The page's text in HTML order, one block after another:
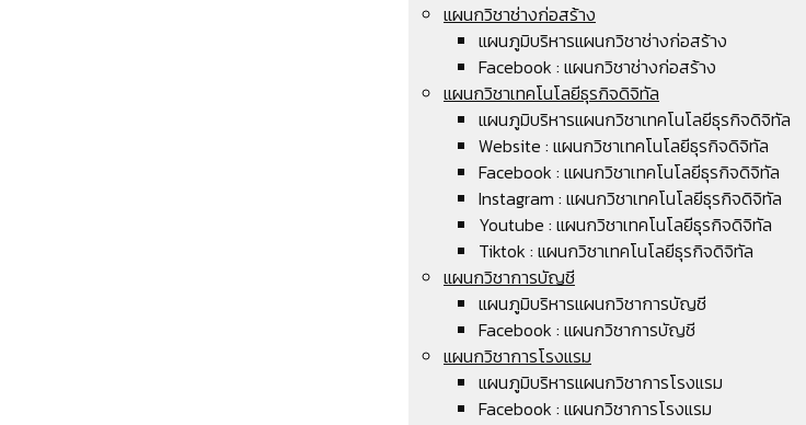
แผนกวิชาช่างก่อสร้าง
แผนภูมิบริหารแผนกวิชาช่างก่อสร้าง
Facebook : แผนกวิชาช่างก่อสร้าง
แผนกวิชาเทคโนโลยีธุรกิจดิจิทัล
แผนภูมิบริหารแผนกวิชาเทคโนโลยีธุรกิจดิจิทัล
Website : แผนกวิชาเทคโนโลยีธุรกิจดิจิทัล
Facebook : แผนกวิชาเทคโนโลยีธุรกิจดิจิทัล
Instagram : แผนกวิชาเทคโนโลยีธุรกิจดิจิทัล
Youtube : แผนกวิชาเทคโนโลยีธุรกิจดิจิทัล
Tiktok : แผนกวิชาเทคโนโลยีธุรกิจดิจิทัล
แผนกวิชาการบัญชี
แผนภูมิบริหารแผนกวิชาการบัญชี
Facebook : แผนกวิชาการบัญชี
แผนกวิชาการโรงแรม
แผนภูมิบริหารแผนกวิชาการโรงแรม
Facebook : แผนกวิชาการโรงแรม